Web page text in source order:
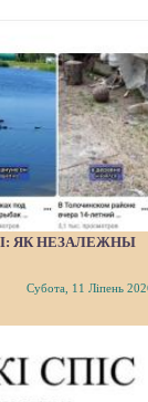
ЯК НЕЗАЛЕЖНЫ
Субота, 11 Ліпень